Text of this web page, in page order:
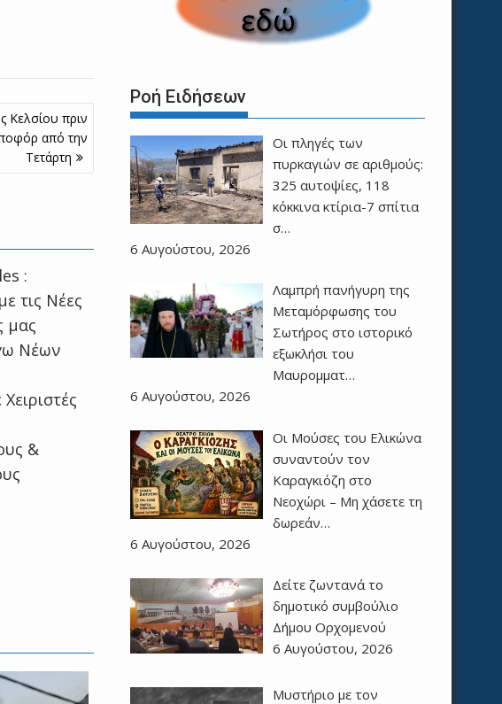
Κελσίου πριν
από την
Τετάρτη
:
τις Νέες
μας
Νέων
&
Ροή Ειδήσεων
Οι πληγές των
πυρκαγιών σε αριθμούς:
325 αυτοψίες, 118
κόκκινα κτίρια-7 σπίτια
σ…
6 Αυγούστου, 2026
Λαμπρή πανήγυρη της
Μεταμόρφωσης του
Σωτήρος στο ιστορικό
εξωκλήσι του
Μαυρομματ…
6 Αυγούστου, 2026
Οι Μούσες του Ελικώνα
συναντούν τον
Καραγκιόζη στο
Νεοχώρι – Μη χάσετε τη
δωρεάν…
6 Αυγούστου, 2026
Δείτε ζωντανά το
δημοτικό συμβούλιο
Δήμου Ορχομενού
6 Αυγούστου, 2026
Μυστήριο με τον